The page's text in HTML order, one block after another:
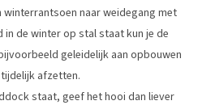
naar weidegang met
de winter op stal staat kun je de
geleidelijk aan opbouwen
afzetten.
staat, geef het hooi dan liever